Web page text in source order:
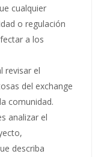
cualquier
o regulación
a los
revisar el
del exchange
comunidad.
analizar el
describa